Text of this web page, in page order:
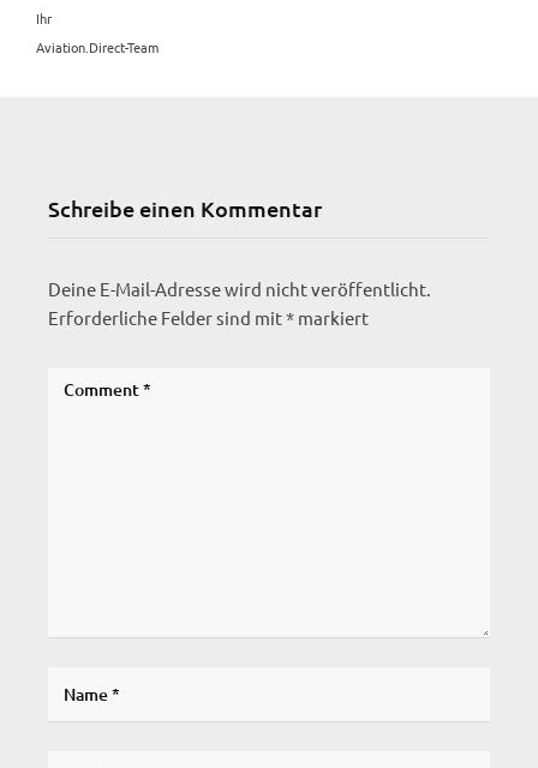
Ihr
Aviation.Direct-Team
Schreibe einen Kommentar
Deine E-Mail-Adresse wird nicht veröffentlicht.
Erforderliche Felder sind mit* markiert